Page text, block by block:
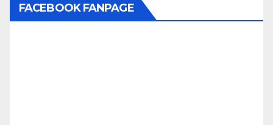
FACEBOOK FANPAGE